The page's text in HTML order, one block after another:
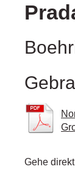
Gehe